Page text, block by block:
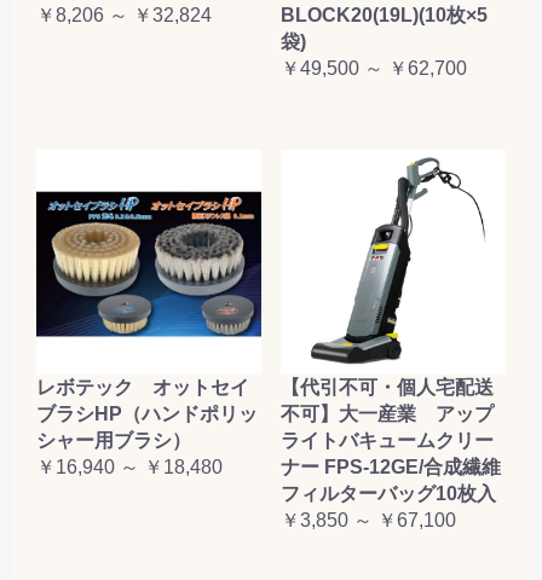
￥8,206 ～ ￥32,824
BLOCK20(19L)(10枚×5
袋)
￥49,500 ～ ￥62,700
レボテック オットセイ
ブラシHP（ハンドポリッ
シャー用ブラシ）
￥16,940 ～ ￥18,480
【代引不可・個人宅配送
不可】大一産業 アップ
ライトバキュームクリー
ナー FPS-12GE/合成繊維
フィルターバッグ10枚入
￥3,850 ～ ￥67,100